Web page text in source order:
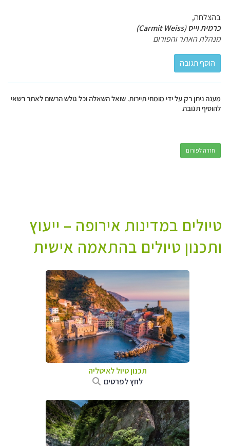
בהצלחה,
כרמית וייס (Carmit Weiss)
מנהלת האתר והפורום
מענה ניתן רק על ידי מומחי תיירות. שואל השאלה וכל גולש הרשום לאתר רשאי
להוסיף תגובה.
חזרה לפורום
טיולים במדינות אירופה – ייעוץ
ותכנון טיולים בהתאמה אישית
תכנון טיול לאיטליה
לחץ לפרטים